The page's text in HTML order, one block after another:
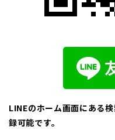
LINEのホーム画面にある
録可能です。